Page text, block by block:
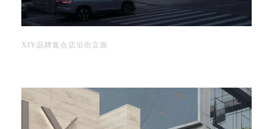
XIY品牌集合店沿街立面